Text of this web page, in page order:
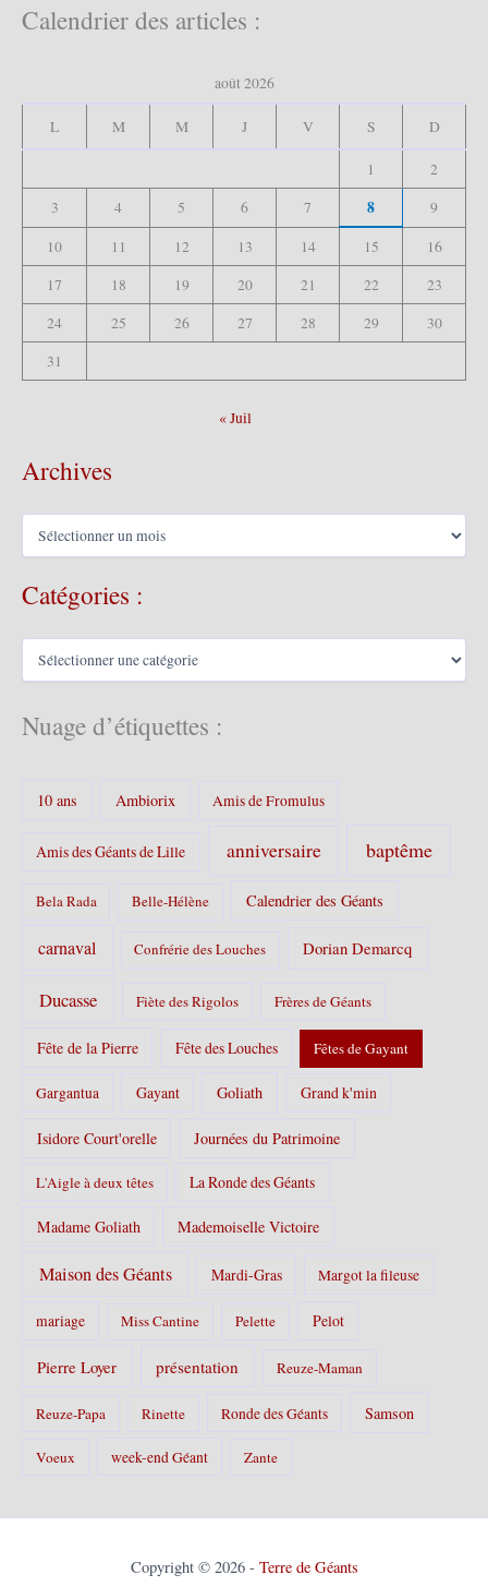
e
Calendrier des articles :
août 2026
L M M J V S D
1
2
3
4 5 6 7 8
9
10
11 12 13 14 15
16
17
18 19 20 21 22
23
24
25 26 27 28 29
30
31
« Juil
Archives
A
h
s
Catégories :
é
g
Nuage d’étiquettes :
10 ans Ambiorix Amis de Fromulus
Amis des Géants de Lille anniversaire baptême
Bela Rada Belle-Hélène Calendrier des Géants
carnaval Confrérie des Louches Dorian Demarcq
Ducasse Fiète des Rigolos Frères de Géants
Fête de la Pierre Fête des Louches Fêtes de Gayant
Gargantua Gayant Goliath Grand k'min
Isidore Court'orelle Journées du Patrimoine
L'Aigle à deux têtes La Ronde des Géants
Madame Goliath Mademoiselle Victoire
Maison des Géants Mardi-Gras Margot la fileuse
mariage Miss Cantine Pelette Pelot
Pierre Loyer présentation Reuze-Maman
Reuze-Papa Rinette Ronde des Géants Samson
Voeux week-end Géant Zante
Copyright © 2026 - Terre de Géants